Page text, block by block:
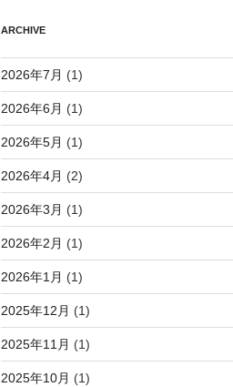
ARCHIVE
2026年7月 (1)
2026年6月 (1)
2026年5月 (1)
2026年4月 (2)
2026年3月 (1)
2026年2月 (1)
2026年1月 (1)
2025年12月 (1)
2025年11月 (1)
2025年10月 (1)